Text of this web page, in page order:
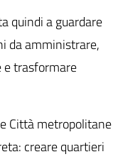
quindi a guardare
da amministrare,
e trasformare
Città metropolitane
creare quartieri